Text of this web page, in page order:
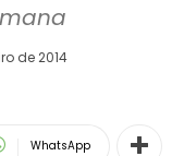
de 2014
WhatsApp